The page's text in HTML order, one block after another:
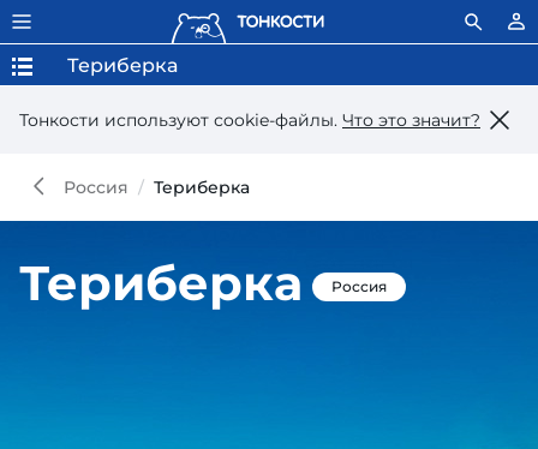
Тонкости используют сookie-файлы. Что это значит?
Териберка
Россия Териберка
Териберка Россия